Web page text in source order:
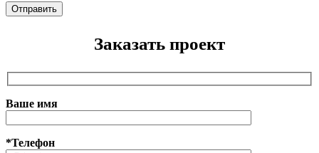
Заказать проект
Ваше имя
*Телефон